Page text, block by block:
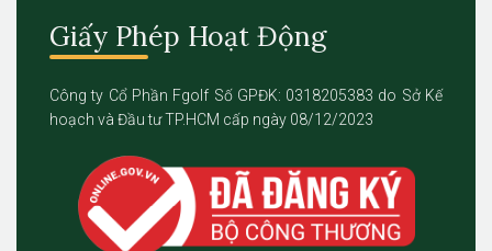
Giấy Phép Hoạt Động
Công ty Cổ Phần Fgolf Số GPĐK: 0318205383 do Sở Kế
hoạch và Đầu tư TP.HCM cấp ngày 08/12/2023